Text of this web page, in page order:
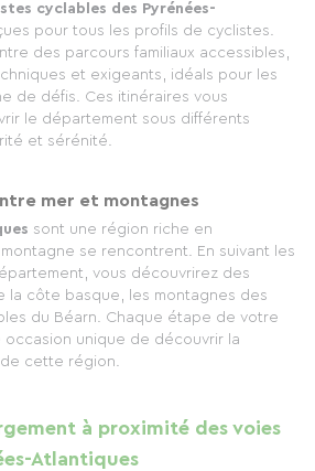
cyclables des Pyrénées-
pour tous les profils de cyclistes.
des parcours familiaux accessibles,
et exigeants, idéals pour les
de défis. Ces itinéraires vous
le département sous différents
et sérénité.
mer et montagnes
sont une région riche en
se rencontrent. En suivant les
vous découvrirez des
la côte basque, les montagnes des
du Béarn. Chaque étape de votre
unique de découvrir la
cette région.
à proximité des voies
Atlantiques